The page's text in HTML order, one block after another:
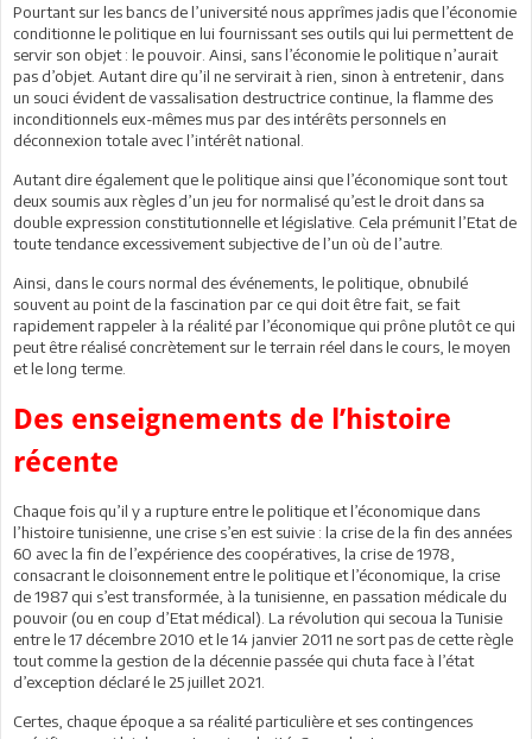
Pourtant sur les bancs de l’université nous apprîmes jadis que l’économie
conditionne le politique en lui fournissant ses outils qui lui permettent de
servir son objet : le pouvoir. Ainsi, sans l’économie le politique n’aurait
pas d’objet. Autant dire qu’il ne servirait à rien, sinon à entretenir, dans
un souci évident de vassalisation destructrice continue, la flamme des
inconditionnels eux-mêmes mus par des intérêts personnels en
déconnexion totale avec l’intérêt national.
Autant dire également que le politique ainsi que l’économique sont tout
deux soumis aux règles d’un jeu for normalisé qu’est le droit dans sa
double expression constitutionnelle et législative. Cela prémunit l’Etat de
toute tendance excessivement subjective de l’un où de l’autre.
Ainsi, dans le cours normal des événements, le politique, obnubilé
souvent au point de la fascination par ce qui doit être fait, se fait
rapidement rappeler à la réalité par l’économique qui prône plutôt ce qui
peut être réalisé concrètement sur le terrain réel dans le cours, le moyen
et le long terme.
Des enseignements de l’histoire
récente
Chaque fois qu’il y a rupture entre le politique et l’économique dans
l’histoire tunisienne, une crise s’en est suivie : la crise de la fin des années
60 avec la fin de l’expérience des coopératives, la crise de 1978,
consacrant le cloisonnement entre le politique et l’économique, la crise
de 1987 qui s’est transformée, à la tunisienne, en passation médicale du
pouvoir (ou en coup d’Etat médical). La révolution qui secoua la Tunisie
entre le 17 décembre 2010 et le 14 janvier 2011 ne sort pas de cette règle
tout comme la gestion de la décennie passée qui chuta face à l’état
d’exception déclaré le 25 juillet 2021.
Certes, chaque époque a sa réalité particulière et ses contingences